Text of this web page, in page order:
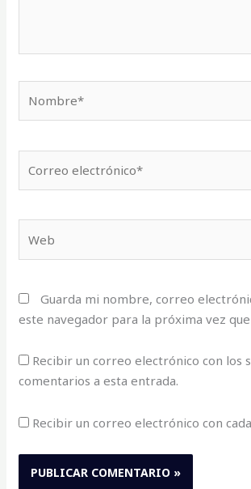
electrónico*
Guarda mi nombre, correo
este navegador para la próxima vez
Recibir un correo electrónico con los
comentarios a esta entrada.
Recibir un correo electrónico con